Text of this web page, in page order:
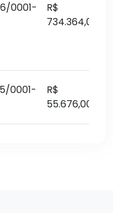
0001-
R$
734.364,00
0001-
R$
55.676,00